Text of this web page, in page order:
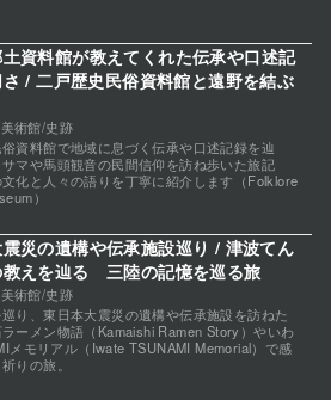
術館/史跡
資料館が教えてくれた伝承や口述記
/ 二戸歴史民俗資料館と遠野を結ぶ
資料館で地域に息づく伝承や口述記録を辿
マや馬頭観音の民間信仰を訪ね歩いた旅記
化と人々の語りを丁寧に紹介します（Folklore
）
術館/史跡
災の遺構や伝承施設巡り / 津波てん
教えを辿る 三陸の記憶を巡る旅
り、東日本大震災の遺構や伝承施設を訪ねた
ーメン物語（Kamaishi Ramen Story）やいわ
メモリアル（Iwate TSUNAMI Memorial）で感
りの旅。